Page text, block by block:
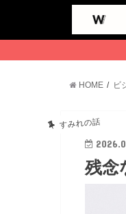
HOME ビ
すみれの話
残念